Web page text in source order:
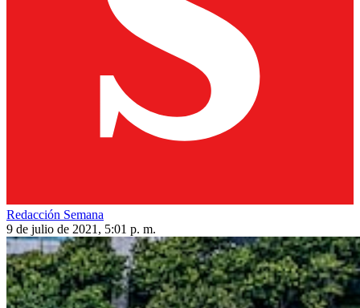
Redacción Semana
9 de julio de 2021, 5:01 p. m.